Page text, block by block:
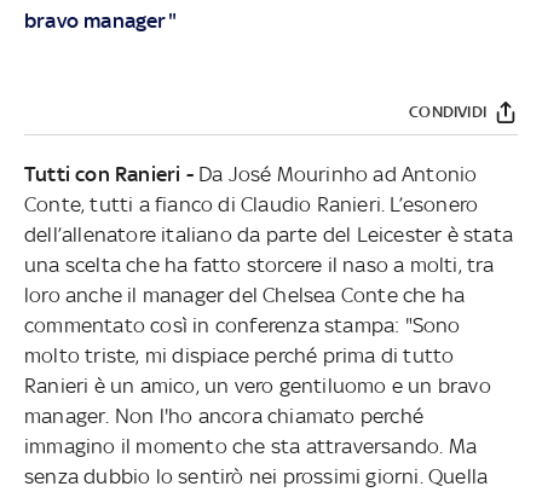
bravo manager"
CONDIVIDI
Tutti con Ranieri -Da José Mourinho ad Antonio
Conte, tutti a fianco di Claudio Ranieri. L’esonero
dell’allenatore italiano da parte del Leicester è stata
una scelta che ha fatto storcere il naso a molti, tra
loro anche il manager del Chelsea Conte che ha
commentato così in conferenza stampa: "Sono
molto triste, mi dispiace perché prima di tutto
Ranieri è un amico, un vero gentiluomo e un bravo
manager. Non l'ho ancora chiamato perché
immagino il momento che sta attraversando. Ma
senza dubbio lo sentirò nei prossimi giorni. Quella